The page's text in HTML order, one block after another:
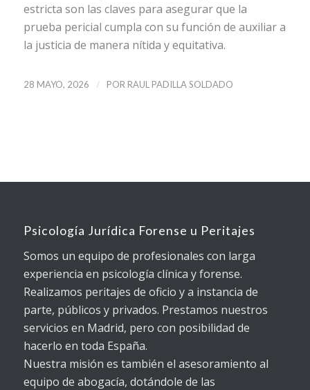
estricta son las claves para asegurar que la
prueba pericial cumpla con su función de auxiliar a
la justicia de manera nítida y equitativa.
28 MAYO, 2026 / POR RAUL PADILLA SOLDADO
Psicología Jurídica Forense u Peritajes
Somos un equipo de profesionales con larga
experiencia en psicología clínica y forense.
Realizamos peritajes de oficio y a instancia de
parte, públicos y privados. Prestamos nuestros
servicios en Madrid, pero con posibilidad de
hacerlo en toda España.
Nuestra misión es también el asesoramiento al
equipo de abogacía, dotándole de las